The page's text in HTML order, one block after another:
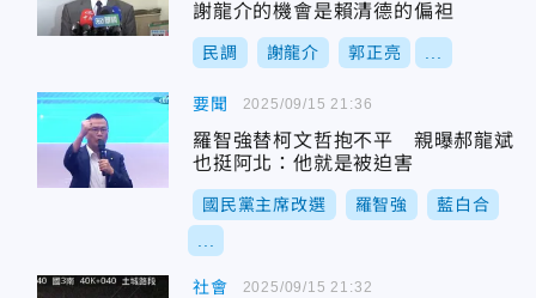
謝龍介的機會是賴清德的偏袒
民調 謝龍介 郭正亮
要聞
羅智強替柯文哲抱不平 親曝郝龍斌
也挺阿北：他就是被迫害
國民黨主席改選 羅智強 藍白合
2025/09/15 21:36
社會 2025/09/15 21:32